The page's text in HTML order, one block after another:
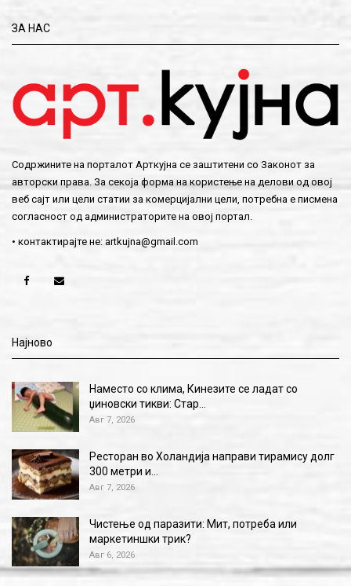
ЗА НАС
Содржините на порталот Арткујна се заштитени со Законот за
авторски права. За секоја форма на користење на делови од овој
веб сајт или цели статии за комерцијални цели, потребна е писмена
согласност од администраторите на овој портал.
• контактирајте не: artkujna@gmail.com
Најново
Наместо со клима, Кинезите се ладат со
џиновски тикви: Стар…
Авг 7, 2026
Ресторан во Холандија направи тирамису долг
300 метри и…
Авг 7, 2026
Чистење од паразити: Мит, потреба или
маркетиншки трик?
Авг 6, 2026